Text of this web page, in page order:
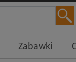
Zabawki